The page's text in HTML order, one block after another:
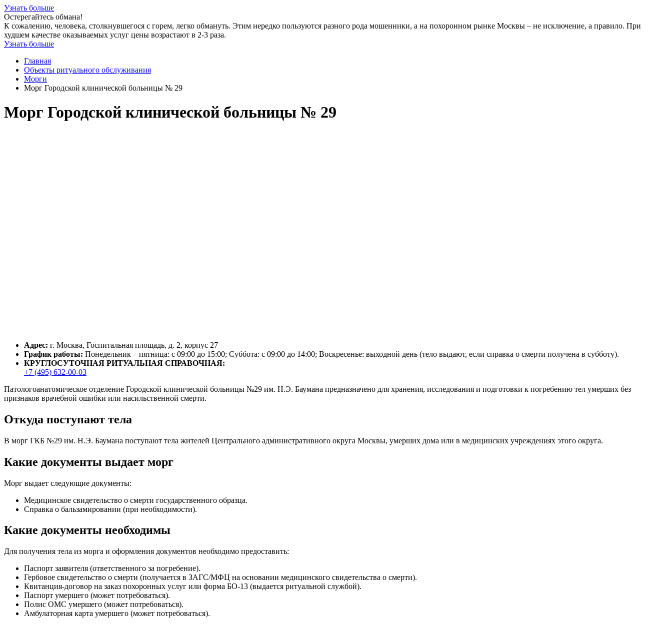
Узнать больше
Остерегайтесь обмана!
К сожалению, человека, столкнувшегося с горем, легко обмануть. Этим нередко пользуются разного рода мошенники, а на похоронном рынке Москвы – не исключение, а правило. При
худшем качестве оказываемых услуг цены возрастают в 2-3 раза.
Узнать больше
Главная
Объекты ритуального обслуживания
Морги
Морг Городской клинической больницы № 29
Морг Городской клинической больницы № 29
Адрес: г. Москва, Госпитальная площадь, д. 2, корпус 27
График работы: Понедельник – пятница: с 09:00 до 15:00; Суббота: с 09:00 до 14:00; Воскресенье: выходной день (тело выдают, если справка о смерти получена в субботу).
КРУГЛОСУТОЧНАЯ РИТУАЛЬНАЯ СПРАВОЧНАЯ:
+7 (495) 632-00-03
Патологоанатомическое отделение Городской клинической больницы №29 им. Н.Э. Баумана предназначено для хранения, исследования и подготовки к погребению тел умерших без
признаков врачебной ошибки или насильственной смерти.
Откуда поступают тела
В морг ГКБ №29 им. Н.Э. Баумана поступают тела жителей Центрального административного округа Москвы, умерших дома или в медицинских учреждениях этого округа.
Какие документы выдает морг
Морг выдает следующие документы:
Медицинское свидетельство о смерти государственного образца.
Справка о бальзамировании (при необходимости).
Какие документы необходимы
Для получения тела из морга и оформления документов необходимо предоставить:
Паспорт заявителя (ответственного за погребение).
Гербовое свидетельство о смерти (получается в ЗАГС/МФЦ на основании медицинского свидетельства о смерти).
Квитанция-договор на заказ похоронных услуг или форма БО-13 (выдается ритуальной службой).
Паспорт умершего (может потребоваться).
Полис ОМС умершего (может потребоваться).
Амбулаторная карта умершего (может потребоваться).